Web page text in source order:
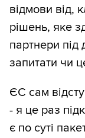
відмови від,
рішень, яке
партнери під
запитати чи
ЄС сам
- я це раз
є по суті